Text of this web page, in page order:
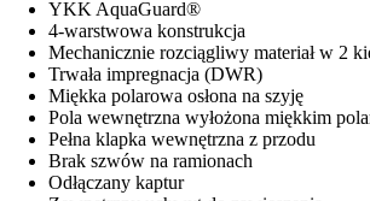
YKK AquaGuard®
4-warstwowa konstrukcja
Mechanicznie rozciągliwy materiał w 2
Trwała impregnacja (DWR)
Miękka polarowa osłona na szyję
Pola wewnętrzna wyłożona miękkim
Pełna klapka wewnętrzna z przodu
Brak szwów na ramionach
Odłączany kaptur